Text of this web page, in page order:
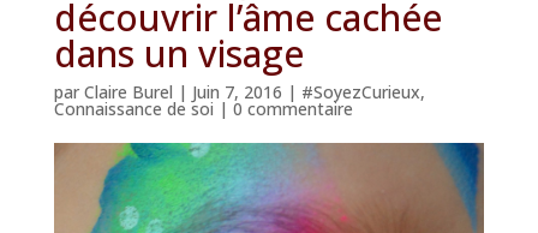
découvrir l’âme cachée
dans un visage
par Claire Burel | Juin 7, 2016 | #SoyezCurieux,
Connaissance de soi | 0 commentaire